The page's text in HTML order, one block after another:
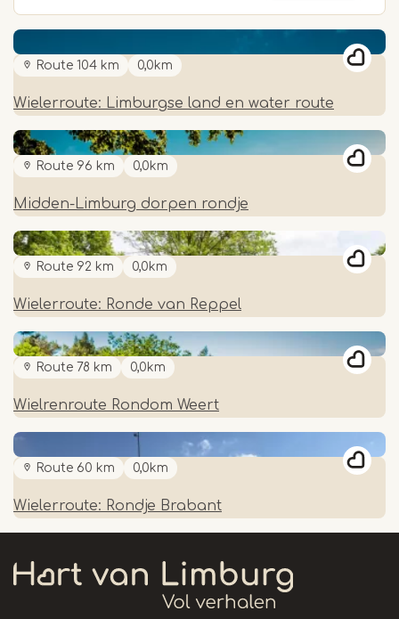
Route 104 km 0,0km
Wielerroute: Limburgse land en water route
Route 96 km 0,0km
Midden-Limburg dorpen rondje
Route 92 km 0,0km
Wielerroute: Ronde van Reppel
Route 78 km 0,0km
Wielrenroute Rondom Weert
Route 60 km 0,0km
Wielerroute: Rondje Brabant